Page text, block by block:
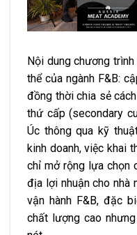
Nội dung chương
thể của ngành F&B:
đồng thời chia sẻ
thứ cấp (secondary
Úc thông qua kỹ
kinh doanh, việc khai
chỉ mở rộng lựa chọn
địa lợi nhuận cho nhà
vận hành F&B, đặc
chất lượng cao